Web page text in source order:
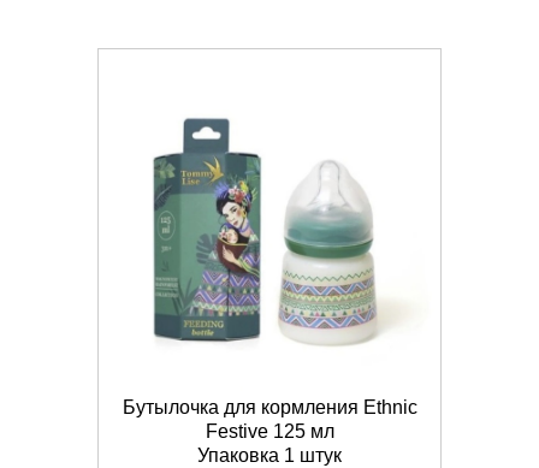
Бутылочка для кормления Ethnic
Festive 125 мл
Упаковка 1 штук